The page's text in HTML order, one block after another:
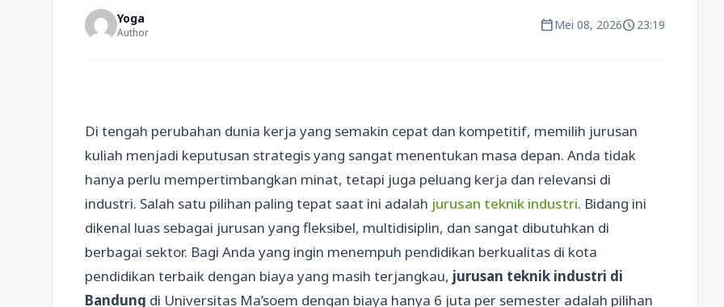
Yoga
Author calendar_todayMei 08, 2026schedule23:19
Di tengah perubahan dunia kerja yang semakin cepat dan kompetitif, memilih jurusan
kuliah menjadi keputusan strategis yang sangat menentukan masa depan. Anda tidak
hanya perlu mempertimbangkan minat, tetapi juga peluang kerja dan relevansi di
industri. Salah satu pilihan paling tepat saat ini adalah jurusan teknik industri. Bidang ini
dikenal luas sebagai jurusan yang fleksibel, multidisiplin, dan sangat dibutuhkan di
berbagai sektor. Bagi Anda yang ingin menempuh pendidikan berkualitas di kota
pendidikan terbaik dengan biaya yang masih terjangkau, jurusan teknik industri di
Bandung di Universitas Ma’soem dengan biaya hanya 6 juta per semester adalah pilihan